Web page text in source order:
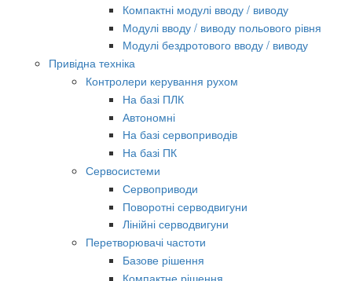
Компактні модулі вводу / виводу
Модулі вводу / виводу польового рівня
Модулі бездротового вводу / виводу
Привідна техніка
Контролери керування рухом
На базі ПЛК
Автономні
На базі сервоприводів
На базі ПК
Сервосистеми
Сервоприводи
Поворотні серводвигуни
Лінійні серводвигуни
Перетворювачі частоти
Базове рішення
Компактне рішення